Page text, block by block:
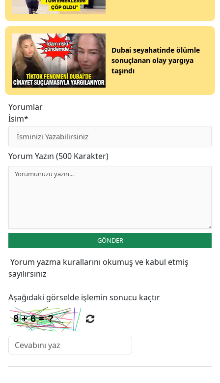
Dubai seyahatinde ölümle
sonuçlanan olay yargıya
taşındı
Yorumlar
İsim*
Yorum Yazın (500 Karakter)
GÖNDER
Yorum yazma kurallarını okumuş ve kabul etmiş
sayılırsınız
Aşağıdaki görselde işlemin sonucu kaçtır